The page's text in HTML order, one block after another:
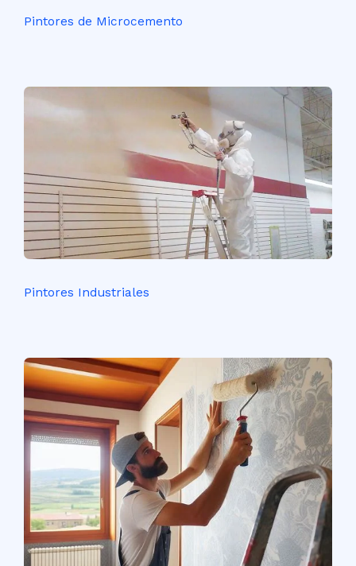
Pintores de Microcemento
Pintores Industriales